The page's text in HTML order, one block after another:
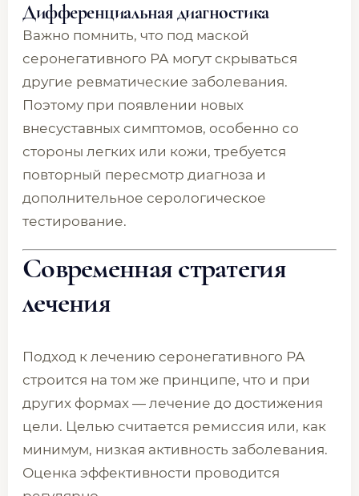
Дифференциальная диагностика
Важно помнить, что под маской
серонегативного РА могут скрываться
другие ревматические заболевания.
Поэтому при появлении новых
внесуставных симптомов, особенно со
стороны легких или кожи, требуется
повторный пересмотр диагноза и
дополнительное серологическое
тестирование.
Современная стратегия
лечения
Подход к лечению серонегативного РА
строится на том же принципе, что и при
других формах — лечение до достижения
цели. Целью считается ремиссия или, как
минимум, низкая активность заболевания.
Оценка эффективности проводится